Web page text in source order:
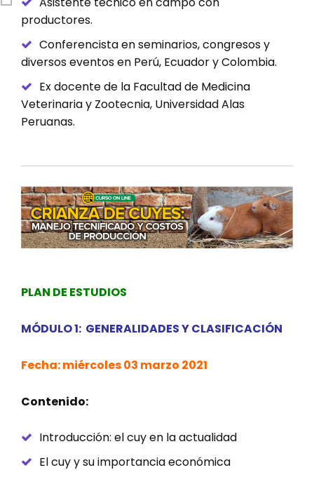
productores.
Conferencista en seminarios, congresos y
diversos eventos en Perú, Ecuador y Colombia.
Ex docente de la Facultad de Medicina
Veterinaria y Zootecnia, Universidad Alas
Peruanas.
PLAN DE ESTUDIOS
MÓDULO 1: GENERALIDADES Y CLASIFICACIÓN
Fecha: miércoles 03 marzo 2021
Contenido:
Introducción: el cuy en la actualidad
El cuy y su importancia económica